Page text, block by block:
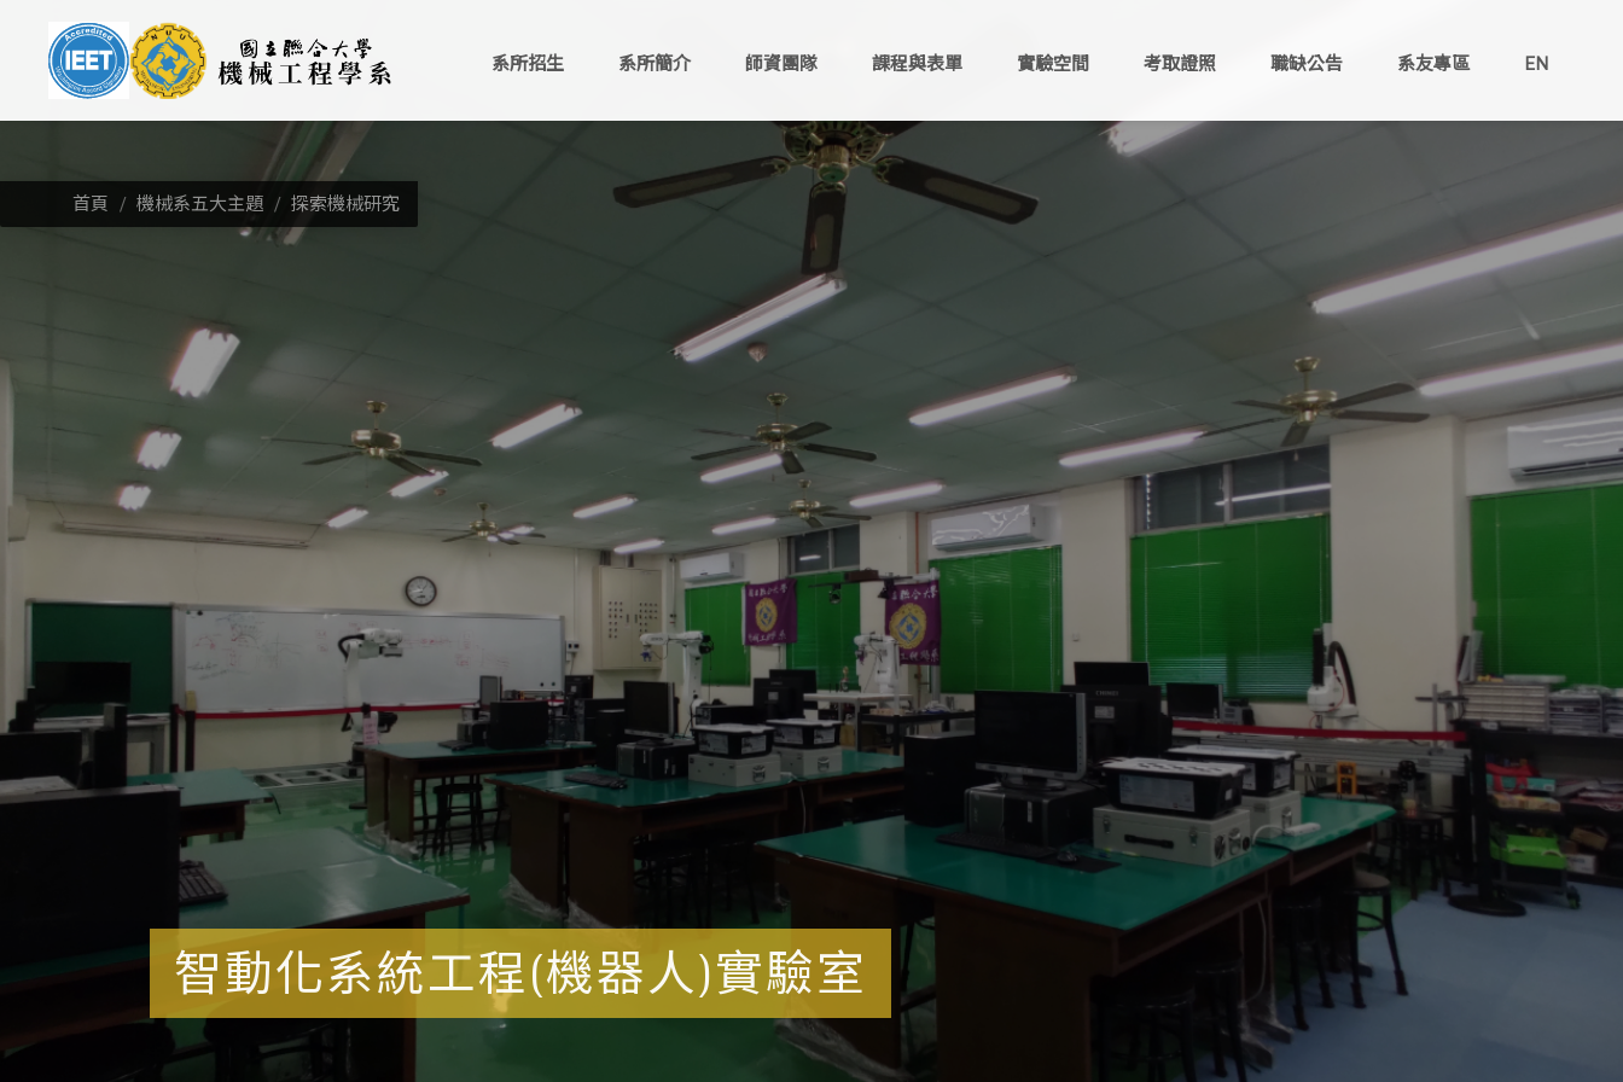
內
區
系所招生 系所簡介 師資團隊 課程與表單 實驗空間 考取證照 職缺公告 系友專區 EN
首頁 機械系五大主題 探索機械研究
智動化系統工程(機器人)實驗室